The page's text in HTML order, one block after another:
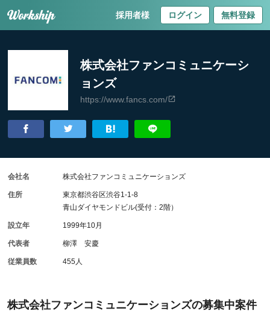
採用者様 ログイン 無料登録
株式会社ファンコミュニケーシ
ョンズ
https://www.fancs.com/
株式会社ファンコミュニケーションズの募集中案件
会社名 株式会社ファンコミュニケーションズ
住所
東京都渋谷区渋谷1-1-8
青山ダイヤモンドビル(受付：2階）
設立年 1999年10月
代表者 柳澤 安慶
従業員数 455人